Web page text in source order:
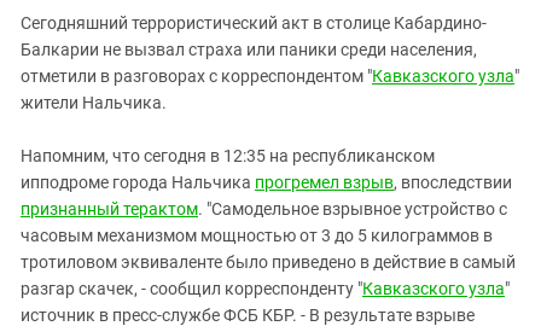
Сегодняшний террористический акт в столице Кабардино-
Балкарии не вызвал страха или паники среди населения,
отметили в разговорах с корреспондентом "Кавказского узла"
жители Нальчика.
Напомним, что сегодня в 12:35 на республиканском
ипподроме города Нальчика прогремел взрыв, впоследствии
признанный терактом. "Самодельное взрывное устройство с
часовым механизмом мощностью от 3 до 5 килограммов в
тротиловом эквиваленте было приведено в действие в самый
разгар скачек, - сообщил корреспонденту "Кавказского узла"
источник в пресс-службе ФСБ КБР. - В результате взрыве